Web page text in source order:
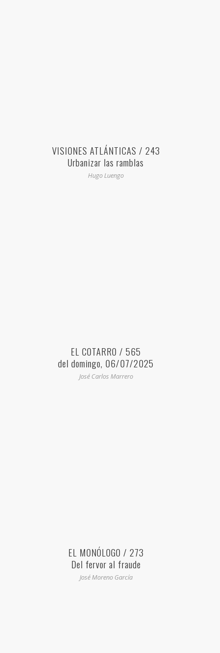
VISIONES ATLÁNTICAS / 243
Urbanizar las ramblas
Hugo Luengo
EL COTARRO / 565
del domingo, 06/07/2025
José Carlos Marrero
EL MONÓLOGO / 273
Del fervor al fraude
José Moreno García